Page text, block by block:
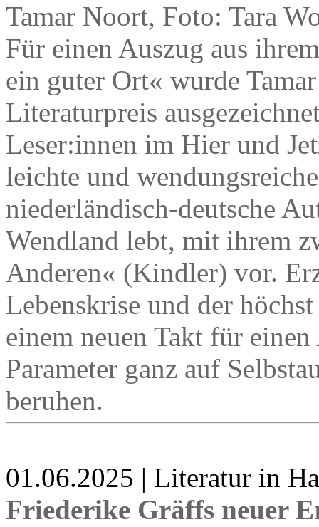
Tamar Noort, Foto: Tara
Für einen Auszug aus
ein guter Ort« wurde
Literaturpreis
Leser:innen im Hier und
leichte und
niederländisch-deutsche
Wendland lebt, mit ihrem
Anderen« (Kindler) vor.
Lebenskrise und der
einem neuen Takt für
Parameter ganz auf
beruhen.
01.06.2025 | Literatur in
Friederike Gräffs neuer